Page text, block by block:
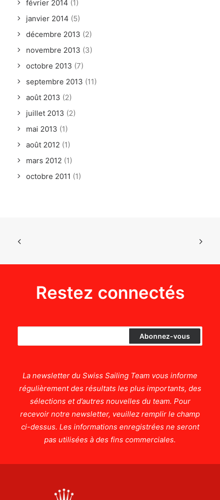
février 2014 (1)
janvier 2014 (5)
décembre 2013 (2)
novembre 2013 (3)
octobre 2013 (7)
septembre 2013 (11)
août 2013 (2)
juillet 2013 (2)
mai 2013 (1)
août 2012 (1)
mars 2012 (1)
octobre 2011 (1)
Restez connectés
La newsletter du Swiss Sailing Team vous informe
régulièrement des résultats les plus importants, des
sélections et d’autres nouvelles du team. Pour
recevoir notre newsletter, veuillez remplir le champ
ci-dessus. Les informations enregistrées ne seront
pas utilisées à des fins commerciales.